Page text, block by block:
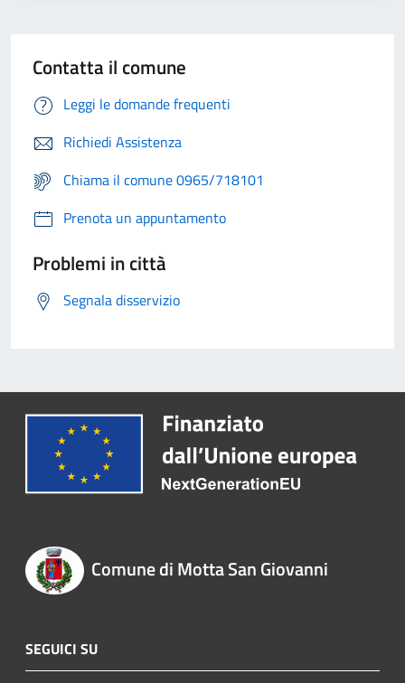
Contatta il comune
Leggi le domande frequenti
Richiedi Assistenza
Chiama il comune 0965/718101
Prenota un appuntamento
Problemi in città
Segnala disservizio
Comune di Motta San Giovanni
SEGUICI SU